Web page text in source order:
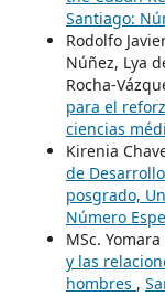
Santiago:
Rodolfo
Núñez, Lya
Rocha-
para el
ciencias
Kirenia
de
posgrado,
Número
MSc.
y las
hombres ,